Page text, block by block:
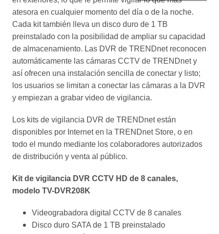
Cada kit también lleva un disco duro de 1 TB
preinstalado con la posibilidad de ampliar su capacidad
de almacenamiento. Las DVR de TRENDnet reconocen
automáticamente las cámaras CCTV de TRENDnet y
así ofrecen una instalación sencilla de conectar y listo;
los usuarios se limitan a conectar las cámaras a la DVR
y empiezan a grabar video de vigilancia.
disponibles por Internet en la TRENDnet Store, o en
todo el mundo mediante los colaboradores autorizados
de distribución y venta al público.
modelo TV-DVR208K
Disco duro SATA de 1 TB preinstalado
Incluye ocho cámaras HD adaptadas a exteriors